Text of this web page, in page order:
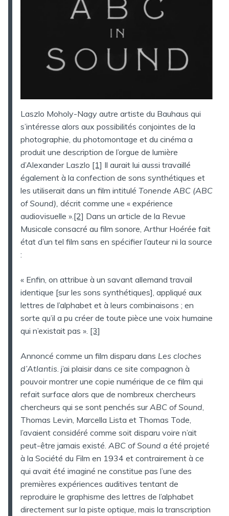
Laszlo Moholy-Nagy autre artiste du Bauhaus qui
s’intéresse alors aux possibilités conjointes de la
photographie, du photomontage et du cinéma a
produit une description de l’orgue de lumière
d’Alexander Laszlo [1] Il aurait lui aussi travaillé
également à la confection de sons synthétiques et
les utiliserait dans un film intitulé Tonende ABC (ABC
of Sound), décrit comme une « expérience
audiovisuelle ». [2] Dans un article de la Revue
Musicale consacré au film sonore, Arthur Hoérée fait
état d’un tel film sans en spécifier l’auteur ni la source
:
« Enfin, on attribue à un savant allemand travail
identique [sur les sons synthétiques], appliqué aux
lettres de l’alphabet et à leurs combinaisons ; en
sorte qu’il a pu créer de toute pièce une voix humaine
qui n’existait pas ». [3]
Annoncé comme un film disparu dans Les cloches
d’Atlantis . j’ai plaisir dans ce site compagnon à
pouvoir montrer une copie numérique de ce film qui
refait surface alors que de nombreux chercheurs
chercheurs qui se sont penchés surABC of Sound
Thomas Levin, Marcella Lista et Thomas Tode,
l’avaient considéré comme soit disparu voire n’ait
peut-être jamais existé. ABC of Sound a été projeté
à la Société du Film en 1934 et contrairement à ce
qui avait été imaginé ne constitue pas l’une des
premières expériences auditives tentant de
reproduire le graphisme des lettres de l’alphabet
directement sur la piste optique, mais la transcription